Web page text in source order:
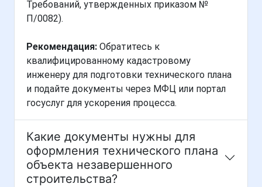
Требований, утвержденных приказом №
П/0082).
Рекомендация: Обратитесь к
квалифицированному кадастровому
инженеру для подготовки технического плана
и подайте документы через МФЦ или портал
госуслуг для ускорения процесса.
Какие документы нужны для
оформления технического плана
объекта незавершенного
строительства?